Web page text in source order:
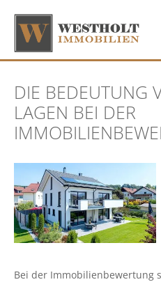
DIE BEDEUTUNG
LAGEN BEI DER
Bei der Immobilienbewertung